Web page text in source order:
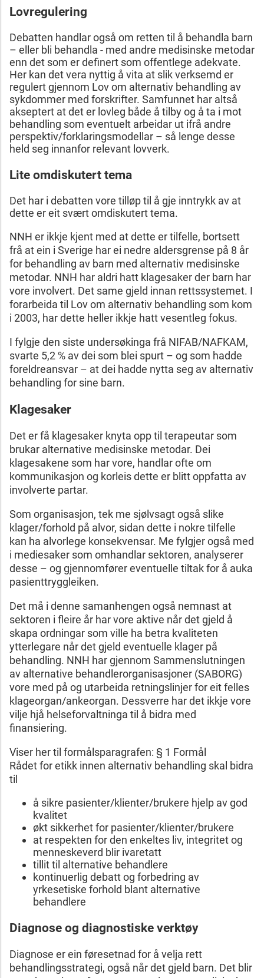
Lovregulering
Debatten handlar også om retten til å behandla barn
– eller bli behandla - med andre medisinske metodar
enn det som er definert som offentlege adekvate.
Her kan det vera nyttig å vita at slik verksemd er
regulert gjennom Lov om alternativ behandling av
sykdommer med forskrifter. Samfunnet har altså
akseptert at det er lovleg både å tilby og å ta i mot
behandling som eventuelt arbeidar ut ifrå andre
perspektiv/forklaringsmodellar – så lenge desse
held seg innanfor relevant lovverk.
Lite omdiskutert tema
Det har i debatten vore tilløp til å gje inntrykk av at
dette er eit svært omdiskutert tema.
NNH er ikkje kjent med at dette er tilfelle, bortsett
frå at ein i Sverige har ei nedre aldersgrense på 8 år
for behandling av barn med alternativ medisinske
metodar. NNH har aldri hatt klagesaker der barn har
vore involvert. Det same gjeld innan rettssystemet. I
forarbeida til Lov om alternativ behandling som kom
i 2003, har dette heller ikkje hatt vesentleg fokus.
I fylgje den siste undersøkinga frå NIFAB/NAFKAM,
svarte 5,2 % av dei som blei spurt – og som hadde
foreldreansvar – at dei hadde nytta seg av alternativ
behandling for sine barn.
Klagesaker
Det er få klagesaker knyta opp til terapeutar som
brukar alternative medisinske metodar. Dei
klagesakene som har vore, handlar ofte om
kommunikasjon og korleis dette er blitt oppfatta av
involverte partar.
Som organisasjon, tek me sjølvsagt også slike
klager/forhold på alvor, sidan dette i nokre tilfelle
kan ha alvorlege konsekvensar. Me fylgjer også med
i mediesaker som omhandlar sektoren, analyserer
desse – og gjennomfører eventuelle tiltak for å auka
pasienttryggleiken.
Det må i denne samanhengen også nemnast at
sektoren i fleire år har vore aktive når det gjeld å
skapa ordningar som ville ha betra kvaliteten
ytterlegare når det gjeld eventuelle klager på
behandling. NNH har gjennom Sammenslutningen
av alternative behandlerorganisasjoner (SABORG)
vore med på og utarbeida retningslinjer for eit felles
klageorgan/ankeorgan. Dessverre har det ikkje vore
vilje hjå helseforvaltninga til å bidra med
finansiering.
Viser her til formålsparagrafen: § 1 Formål
Rådet for etikk innen alternativ behandling skal bidra
til
å sikre pasienter/klienter/brukere hjelp av god
kvalitet
økt sikkerhet for pasienter/klienter/brukere
at respekten for den enkeltes liv, integritet og
menneskeverd blir ivaretatt
tillit til alternative behandlere
kontinuerlig debatt og forbedring av
yrkesetiske forhold blant alternative
behandlere
Diagnose og diagnostiske verktøy
Diagnose er ein føresetnad for å velja rett
behandlingsstrategi, også når det gjeld barn. Det blir